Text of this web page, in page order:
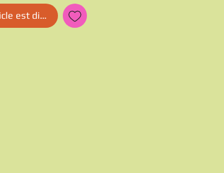
est disponible